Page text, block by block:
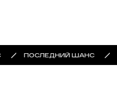
ПОСЛЕДНИЙ ШАНС